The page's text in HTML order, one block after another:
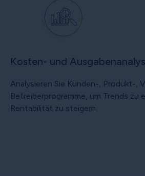
Kosten- und
Analysieren Sie Kunden-, Produkt-,
Betreiberprogramme, um Trends zu
Rentabilität zu steigern